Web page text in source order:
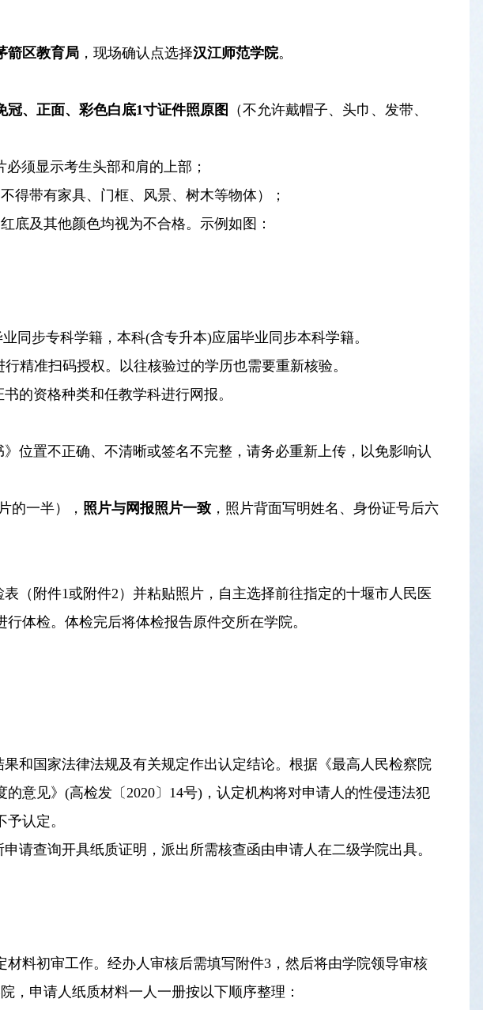
箭区教育局 ，现场确认点选择汉江师范学院。
冠、正面、彩色白底1寸证件照原图
（不允许戴帽子、头巾、发带、
必须显示考生头部和肩的上部；
得带有家具、门框、风景、树木等物体）；
底及其他颜色均视为不合格。示例如图：
同步专科学籍，本科(含专升本)应届毕业同步本科学籍。
精准扫码授权。以往核验过的学历也需要重新核验。
的资格种类和任教学科进行网报。
位置不正确、不清晰或签名不完整，请务必重新上传，以免影响认
的一半）， 照片与网报照片一致 ，照片背面写明姓名、身份证号后六
（附件1或附件2）并粘贴照片，自主选择前往指定的十堰市人民医
体检。体检完后将体检报告原件交所在学院。
和国家法律法规及有关规定作出认定结论。根据《最高人民检察院
意见》(高检发〔2020〕14号)，认定机构将对申请人的性侵违法犯
认定。
请查询开具纸质证明，派出所需核查函由申请人在二级学院出具。
料初审工作。经办人审核后需填写附件3，然后将由学院领导审核
，申请人纸质材料一人一册按以下顺序整理：